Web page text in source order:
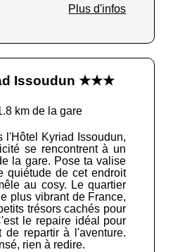
Plus d'infos
Issoudun ★★★
km de la gare
l'Hôtel Kyriad Issoudun,
se rencontrent à un
la gare. Pose ta valise
quiétude de cet endroit
au cosy. Le quartier
plus vibrant de France,
trésors cachés pour
le repaire idéal pour
de repartir à l'aventure.
rien à redire.